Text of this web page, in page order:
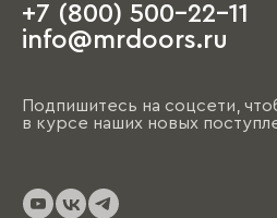
+7 (800) 500-22-11
info@mrdoors.ru
Подпишитесь на соцсети,
в курсе наших новых